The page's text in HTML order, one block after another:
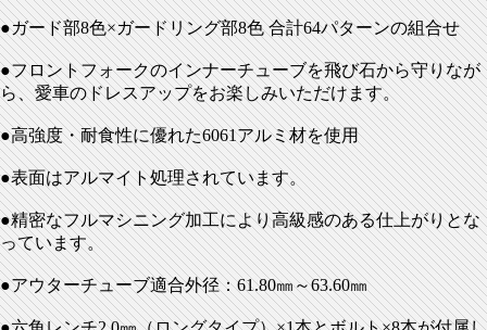
●ガード部8色×ガードリング部8色 合計64パターンの組合せ
●フロントフォークのインナーチューブを飛び石から守りなが
ら、愛車のドレスアップをお楽しみいただけます。
●高強度・耐食性に優れた6061アルミ材を使用
●表面はアルマイト処理されています。
●精密なフルマシニング加工により高級感のある仕上がりとな
っています。
●アウターチューブ適合外径：61.80㎜～63.60㎜